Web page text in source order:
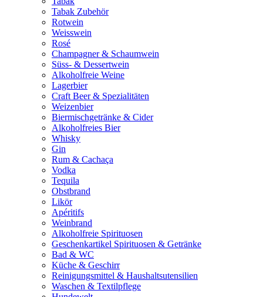
Tabak Zubehör
Rotwein
Weisswein
Rosé
Champagner & Schaumwein
Süss- & Dessertwein
Alkoholfreie Weine
Lagerbier
Craft Beer & Spezialitäten
Weizenbier
Biermischgetränke & Cider
Alkoholfreies Bier
Whisky
Gin
Rum & Cachaça
Vodka
Tequila
Obstbrand
Likör
Apéritifs
Weinbrand
Alkoholfreie Spirituosen
Geschenkartikel Spirituosen & Getränke
Bad & WC
Küche & Geschirr
Reinigungsmittel & Haushaltsutensilien
Waschen & Textilpflege